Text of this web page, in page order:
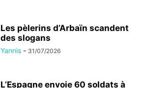
Les pèlerins d’Arbaïn scandent
des slogans
Yannis - 31/07/2026
L’Espagne envoie 60 soldats à